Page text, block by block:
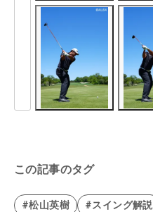
この記事のタグ
#松山英樹 #スイング解説